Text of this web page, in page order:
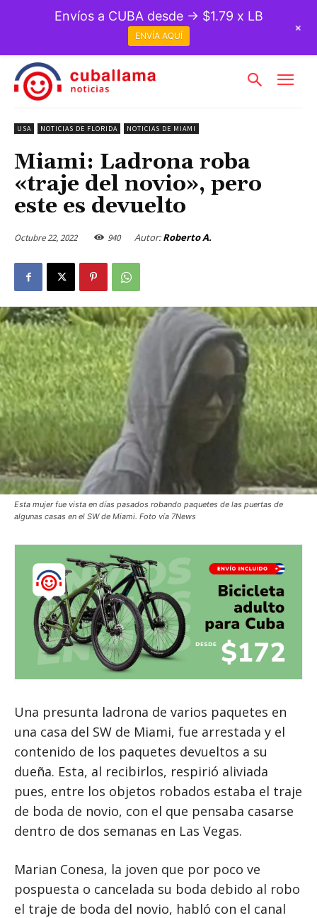
USA NOTICIAS DE FLORIDA NOTICIAS DE MIAMI
Miami: Ladrona roba
«traje del novio», pero
este es devuelto
Octubre 22, 2022 940 Autor: Roberto A.
Esta mujer fue vista en días pasados robando paquetes de las puertas de
algunas casas en el SW de Miami. Foto vía 7News
Una presunta ladrona de varios paquetes en
una casa del SW de Miami, fue arrestada y el
contenido de los paquetes devueltos a su
dueña. Esta, al recibirlos, respirió aliviada
pues, entre los objetos robados estaba el traje
de boda de novio, con el que pensaba casarse
dentro de dos semanas en Las Vegas.
Marian Conesa, la joven que por poco ve
pospuesta o cancelada su boda debido al robo
el traje de boda del novio, habló con el canal
Envíos a CUBA desde → $1.79 x LB
ENVÍA AQUÍ
+